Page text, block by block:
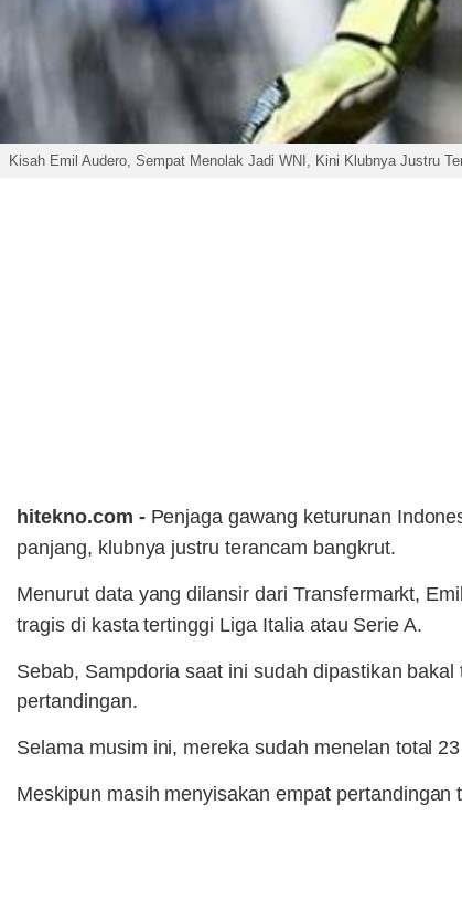
Kisah Emil Audero, Sempat Menolak Jadi WNI, Kini Klubnya Justru
hitekno.com - Penjaga gawang keturunan
panjang, klubnya justru terancam bangkrut.
Menurut data yang dilansir dari Transfermarkt,
tragis di kasta tertinggi Liga Italia atau Serie A.
Sebab, Sampdoria saat ini sudah dipastikan
pertandingan.
Selama musim ini, mereka sudah menelan total
Meskipun masih menyisakan empat